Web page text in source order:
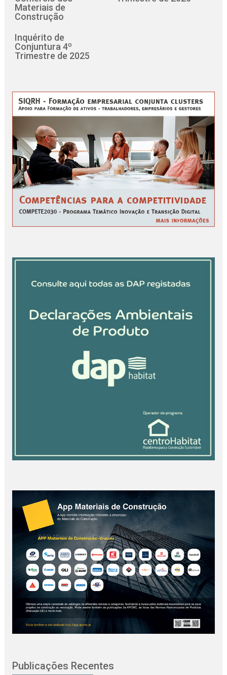
Materiais de
Construção
Inquérito de
Conjuntura 4º
Trimestre de 2025
Publicações Recentes